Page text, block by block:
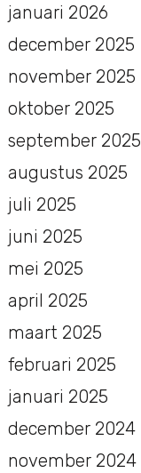
januari 2026
december 2025
november 2025
oktober 2025
september 2025
augustus 2025
juli 2025
juni 2025
mei 2025
april 2025
maart 2025
februari 2025
januari 2025
december 2024
november 2024